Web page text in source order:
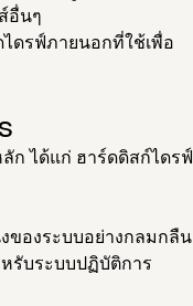
อื่นๆ
ดรฟ์ภายนอกที่ใช้เพื่อ
ก ได้แก่ ฮาร์ดดิสก์ไดรฟ์
ของระบบอย่างกลมกลืน
รับระบบปฏิบัติการ